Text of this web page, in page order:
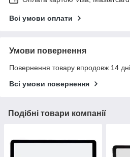
Всі умови оплати
Умови повернення
Повернення товару впродовж 14
Всі умови повернення
Подібні товари компанії